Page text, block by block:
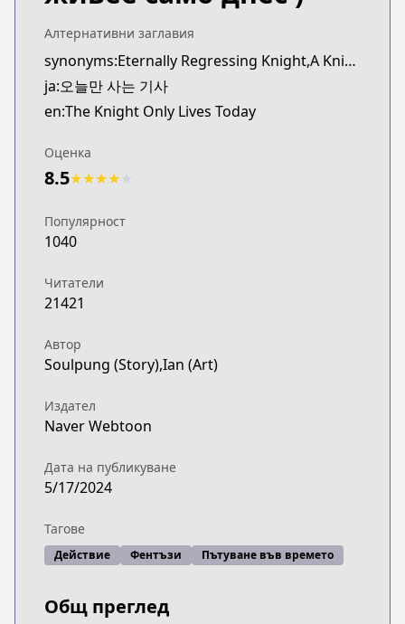
https://www.webtoons.com/en/fantasy/the-
Naver Webtoon
Naver Webtoon
https://comic.naver.com/webtoon/
Naver Series
https://series.naver.com/comic/
Алтернативни заглавия
synonyms:Eternally Regressing Knight,A Knight Who Eternally Regresses,Oneul-man Saneun Gisa
ja:오늘만 사는 기사
en:The Knight Only Lives Today
Оценка
8.5★★★★
Популярност
1040
Читатели
21421
Автор
Soulpung (Story),Ian (Art)
Издател
Naver Webtoon
Дата на публикуване
5/17/2024
Тагове
Действие Фентъзи Пътуване във времето
Общ преглед